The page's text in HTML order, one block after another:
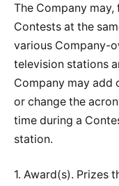
The Company
Contests at the
various Company-
television stations
Company may add
or change the
time during a
station.
1. Award(s). Prizes